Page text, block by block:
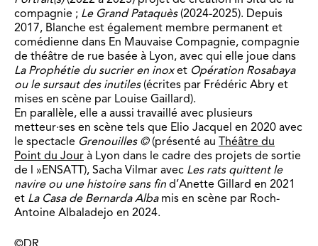
compagnie ; Le Grand Pataquès(2024-2025). Depuis
2017, Blanche est également membre permanent et
comédienne dans En Mauvaise Compagnie, compagnie
de théâtre de rue basée à Lyon, avec qui elle joue dans
La Prophétie du sucrier en inoxet Opération Rosabaya
ou le sursaut des inutiles(écrites par Frédéric Abry et
mises en scène par Louise Gaillard).
En parallèle, elle a aussi travaillé avec plusieurs
metteur·ses en scène tels que Elio Jacquel en 2020 avec
le spectacle Grenouilles © (présenté au Théâtre du
Point du Jour à Lyon dans le cadre des projets de sortie
de l »ENSATT), Sacha Vilmar avec Les rats quittent le
navire ou une histoire sans fin d’Anette Gillard en 2021
et La Casa de Bernarda Albamis en scène par Roch-
Antoine Albaladejo en 2024.